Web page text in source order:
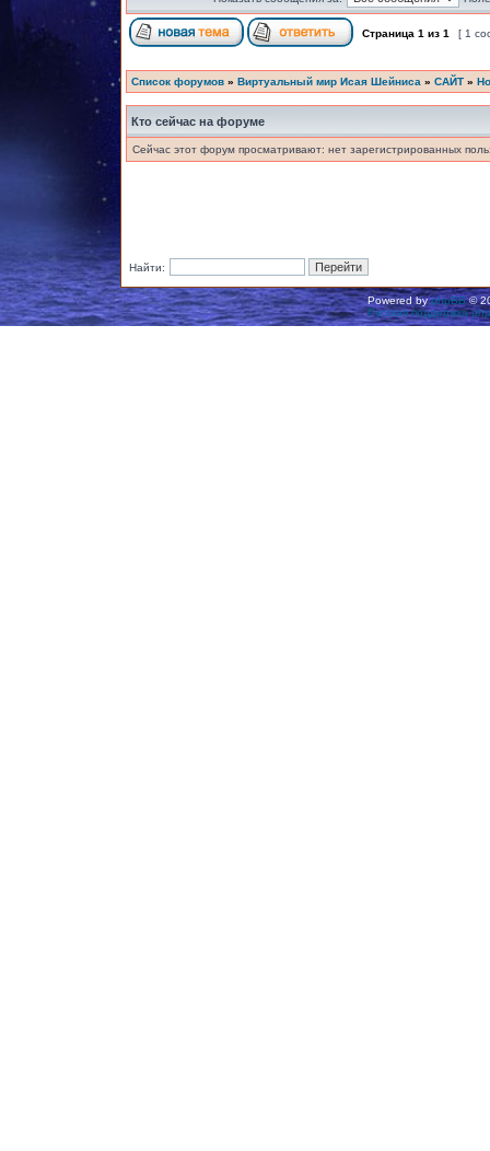
Страница 1 из 1 [ 1
Список форумов » Виртуальный мир Исая Шейниса » САЙТ »
Кто сейчас на форуме
Сейчас этот форум просматривают: нет зарегистрированных
Найти:
Powered byphpBB©
Русская поддержка